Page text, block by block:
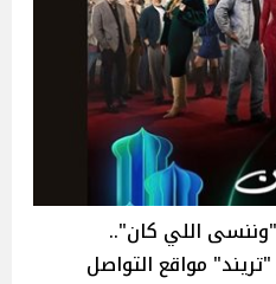
الحلقة 19 من "وننسى اللي كان"..
مواقع التواصل